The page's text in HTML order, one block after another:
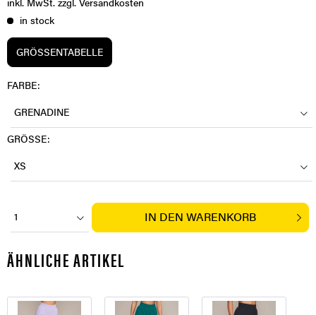
inkl. MwSt. zzgl. Versandkosten
in stock
GRÖSSENTABELLE
FARBE:
GRENADINE
GRÖSSE:
XS
1 IN DEN WARENKORB
ÄHNLICHE ARTIKEL